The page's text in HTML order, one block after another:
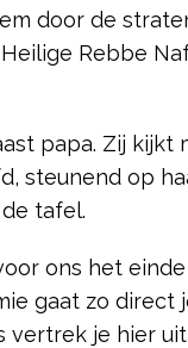
door de
Rebbe
papa. Zij kijkt
steunend op
tafel.
ons het
gaat zo direct
vertrek je hier uit